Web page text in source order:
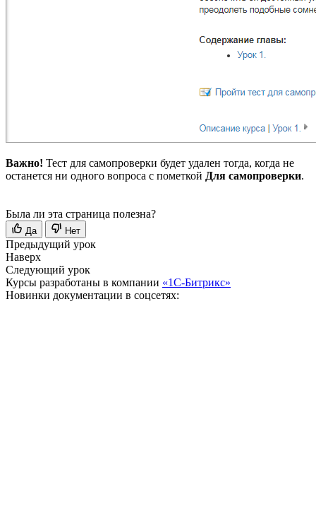
Важно! Тест для самопроверки будет удален тогда, когда не
останется ни одного вопроса с пометкой Для самопроверки.
Была ли эта страница полезна?
Да Нет
Предыдущий урок
Наверх
Следующий урок
Курсы разработаны в компании «1С-Битрикс»
Новинки документации в соцсетях: